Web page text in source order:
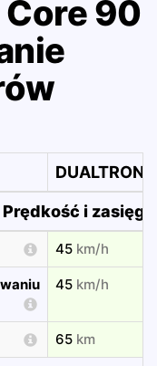
Core 90
DUALTRON
Prędkość i zasięg
45 km/h
45 km/h
65 km